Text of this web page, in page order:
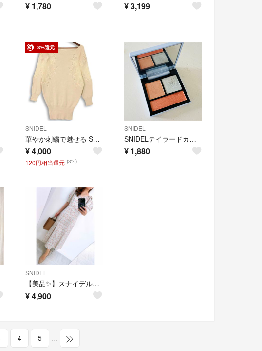
¥ 1,780 ¥3,199
ス 0
3%還元
SNIDEL
華やか刺繍で魅せる SNIDEL ニット F 花柄 チュール ボートネック
¥4,000
120円相当還元 (3%)
SNIDEL
SNIDELテイラードカラーアイズ EX08
¥ 1,880
SNIDEL
【美品✨】スナイデル❤️ WILLIAM MORRIS コラボレーションワンピース
¥4,900
4 5 …